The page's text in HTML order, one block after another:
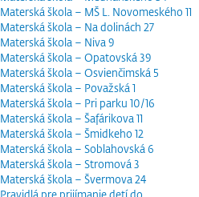
Materská škola – MŠ L. Novomeského 11
Materská škola – Na dolinách 27
Materská škola – Niva 9
Materská škola – Opatovská 39
Materská škola – Osvienčimská 5
Materská škola – Považská 1
Materská škola – Pri parku 10/16
Materská škola – Šafárikova 11
Materská škola – Šmidkeho 12
Materská škola – Soblahovská 6
Materská škola – Stromová 3
Materská škola – Švermova 24
Pravidlá pre prijímanie detí do